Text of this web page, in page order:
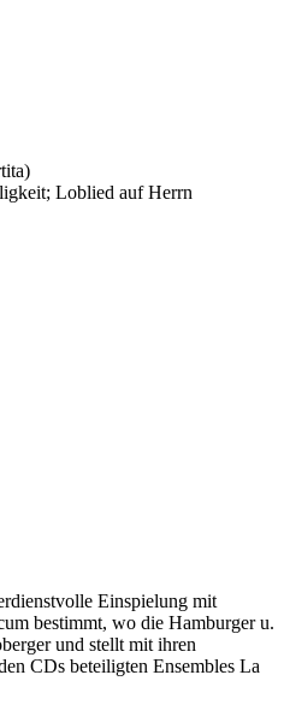
Loblied auf Herrn
Einspielung mit
bestimmt, wo die Hamburger u.
und stellt mit ihren
CDs beteiligten Ensembles La